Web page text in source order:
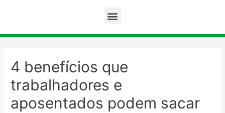
4 benefícios que
trabalhadores e
aposentados podem sacar